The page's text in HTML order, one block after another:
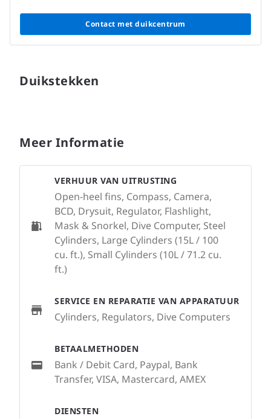
Contact met duikcentrum
Duikstekken
Meer Informatie
DIENSTEN
VERHUUR VAN UITRUSTING
Open-heel fins, Compass, Camera,
BCD, Drysuit, Regulator, Flashlight,
Mask & Snorkel, Dive Computer, Steel
Cylinders, Large Cylinders (15L / 100
cu. ft.), Small Cylinders (10L / 71.2 cu.
ft.)
SERVICE EN REPARATIE VAN APPARATUUR
Cylinders, Regulators, Dive Computers
BETAALMETHODEN
Bank / Debit Card, Paypal, Bank
Transfer, VISA, Mastercard, AMEX